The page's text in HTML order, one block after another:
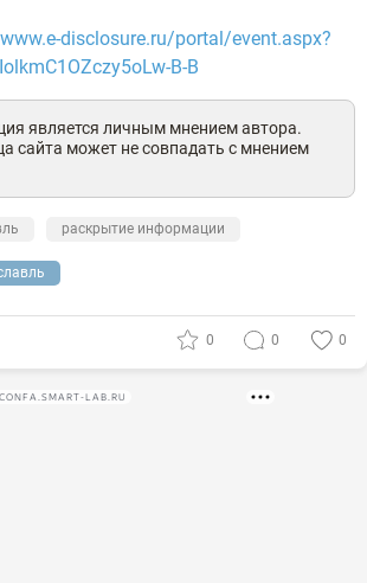
disclosure.ru/portal/event.aspx?
B-B
является личным мнением автора.
сайта может не совпадать с мнением
раскрытие информации
0 0 0
LAB.RU